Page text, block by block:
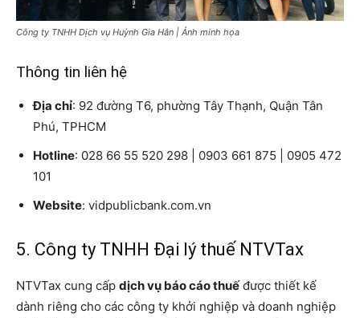
Công ty TNHH Dịch vụ Huỳnh Gia Hân | Ảnh minh họa
Thông tin liên hệ
Địa chỉ: 92 đường T6, phường Tây Thạnh, Quận Tân
Phú, TPHCM
Hotline: 028 66 55 520 298 | 0903 661 875 | 0905 472
101
Website: vidpublicbank.com.vn
5. Công ty TNHH Đại lý thuế NTVTax
NTVTax cung cấp dịch vụ báo cáo thuếđược thiết kế
dành riêng cho các công ty khởi nghiệp và doanh nghiệp